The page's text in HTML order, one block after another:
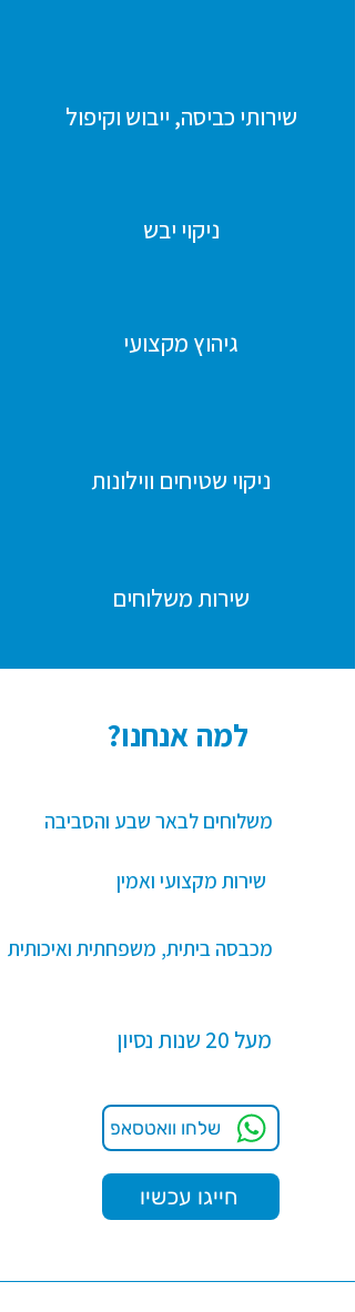
שירותי כביסה, ייבוש וקיפול
ניקוי יבש
גיהוץ מקצועי
ניקוי שטיחים ווילונות
שירות משלוחים
?למה אנחנו
משלוחים לבאר שבע והסביבה
שירות מקצועי ואמין
מכבסה ביתית, משפחתית ואיכותית
מעל 20 שנות נסיון
שלחו וואטסאפ
חייגו עכשיו